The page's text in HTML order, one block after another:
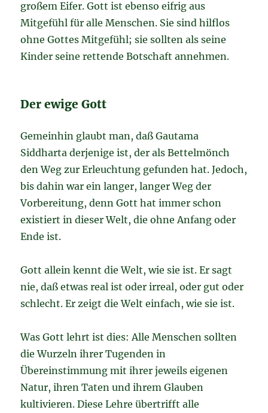
großem Eifer. Gott ist ebenso eifrig aus
Mitgefühl für alle Menschen. Sie sind hilflos
ohne Gottes Mitgefühl; sie sollten als seine
Kinder seine rettende Botschaft annehmen.
Der ewige Gott
Gemeinhin glaubt man, daß Gautama
Siddharta derjenige ist, der als Bettelmönch
den Weg zur Erleuchtung gefunden hat. Jedoch,
bis dahin war ein langer, langer Weg der
Vorbereitung, denn Gott hat immer schon
existiert in dieser Welt, die ohne Anfang oder
Ende ist.
Gott allein kennt die Welt, wie sie ist. Er sagt
nie, daß etwas real ist oder irreal, oder gut oder
schlecht. Er zeigt die Welt einfach, wie sie ist.
Was Gott lehrt ist dies: Alle Menschen sollten
die Wurzeln ihrer Tugenden in
Übereinstimmung mit ihrer jeweils eigenen
Natur, ihren Taten und ihrem Glauben
kultivieren. Diese Lehre übertrifft alle